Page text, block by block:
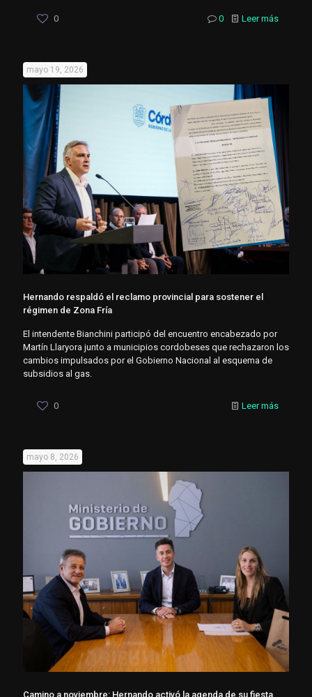
0 0 Leer más
mayo 19, 2026
Hernando respaldó el reclamo provincial para sostener el
régimen de Zona Fría
El intendente Bianchini participó del encuentro encabezado por
Martín Llaryora junto a municipios cordobeses que rechazaron los
cambios impulsados por el Gobierno Nacional al esquema de
subsidios al gas.
0 Leer más
mayo 8, 2026
Camino a noviembre: Hernando activó la agenda de su fiesta